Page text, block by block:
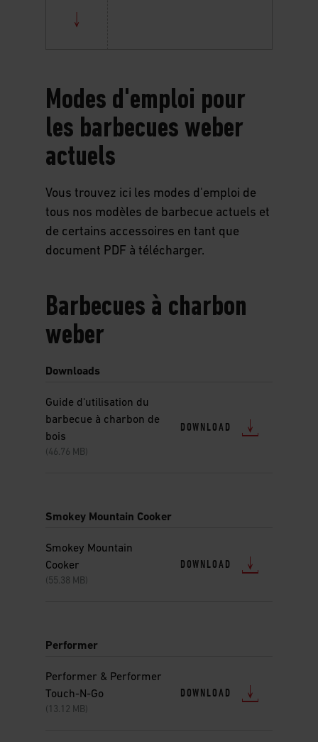
Modes d'emploi pour
les barbecues weber
actuels
Vous trouvez ici les modes d'emploi de
tous nos modèles de barbecue actuels et
de certains accessoires en tant que
document PDF à télécharger.
Barbecues à charbon
weber
Downloads
Guide d'utilisation du
barbecue à charbon de
bois
(46.76 MB)
DOWNLOAD
Smokey Mountain Cooker
Smokey Mountain
Cooker
(55.38 MB)
DOWNLOAD
Performer
Performer & Performer
Touch-N-Go
(13.12 MB)
DOWNLOAD